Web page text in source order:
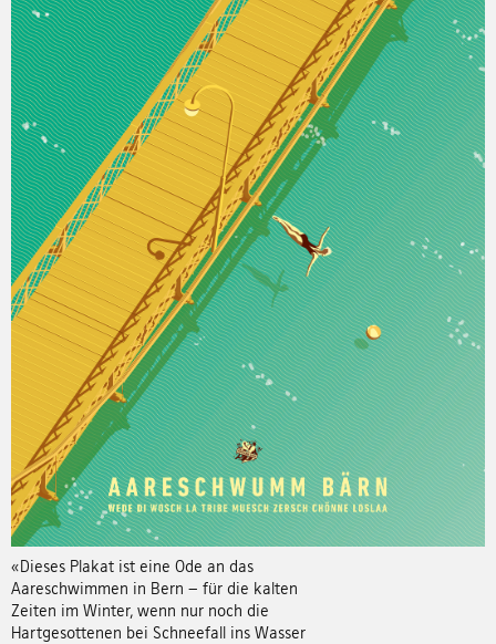
«Dieses Plakat ist eine Ode an das
Aareschwimmen in Bern – für die kalten
Zeiten im Winter, wenn nur noch die
Hartgesottenen bei Schneefall ins Wasser